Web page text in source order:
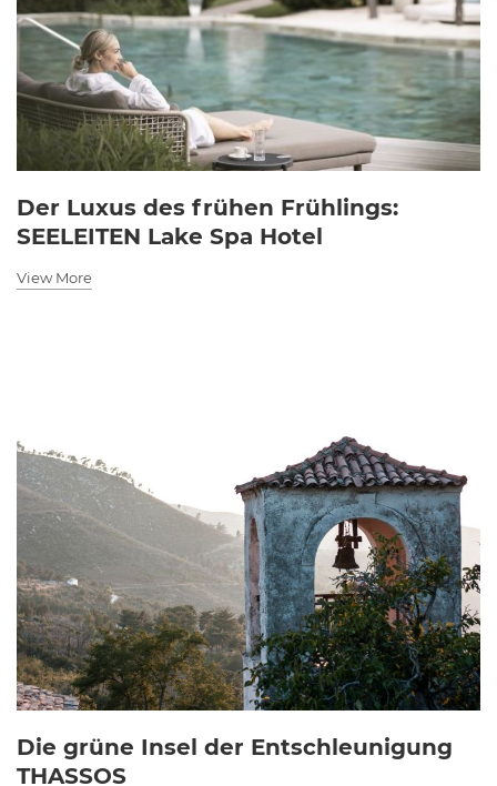
Der Luxus des frühen Frühlings:
SEELEITEN Lake Spa Hotel
View More
Die grüne Insel der Entschleunigung
THASSOS